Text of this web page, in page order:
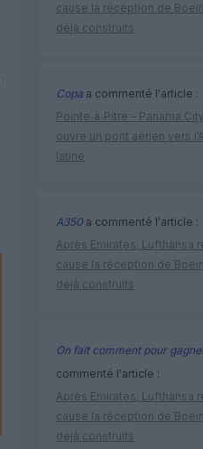
cause la réception de
déjà construits
Copa a commenté l'article :
Pointe‑à‑Pitre – Panama
ouvre un pont aérien vers
latine
A350 a commenté l'article :
Après Emirates, Lufthansa
cause la réception de
déjà construits
On fait comment pour
commenté l'article :
Après Emirates, Lufthansa
cause la réception de
déjà construits